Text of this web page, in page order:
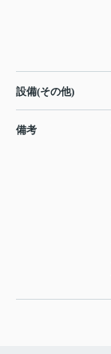
設備(その他)
備考